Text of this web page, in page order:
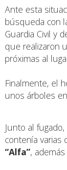
Ante esta
búsqueda con
Guardia Civil y
que realizaron
próximas al
Finalmente, el
unos árboles
Junto al
contenía varias
“Alfa”,